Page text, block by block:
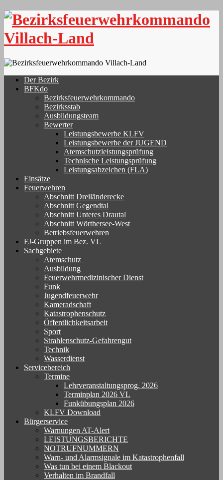
Skip
content
Der Bezirk
BFKdo
Bezirksfeuerwehrkommando
Bezirksstab
Ausbildungsteam
Bewerter
Leistungsbewerbe KLFV
Leistungsbewerbe der JUGEND
Atemschutzleistungsprüfung
Technische Leistungsprüfung
Leistungsabzeichen (FLA)
Einsätze
Feuerwehren
Abschnitt Dreiländerecke
Abschnitt Gegendtal
Abschnitt Unteres Drautal
Abschnitt Wörthersee-West
Betriebsfeuerwehren
FJ-Gruppen im Bez. VL
Sachgebiete
Atemschutz
Ausbildung
Feuerwehrmedizinischer Dienst
Funk
Jugendfeuerwehr
Kameradschaft
Katastrophenschutz
Öffentlichkeitsarbeit
Sport
Strahlenschutz-Gefahrengut
Technik
Wasserdienst
Servicebereich
Termine
Lehrveranstaltungsprog. 2026
Terminplan 2026 VL
Funkübungsplan 2026
KLFV Download
Bürgerservice
Warnungen AT-Alert
LEISTUNGSBERICHTE
NOTRUFNUMMERN
Warn- und Alarmsignale im Katastrophenfall
Was tun bei einem Blackout
Verhalten im Brandfall